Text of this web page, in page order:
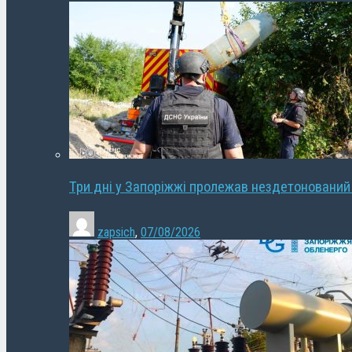
Три дні у Запоріжжі пролежав
zapsich, 07/08/2026